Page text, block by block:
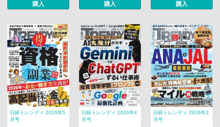
購入 購入 購入
日経トレンディ 2026年5
月号
日経トレンディ 2026年4
月号
日経トレンディ 2026年3
月号